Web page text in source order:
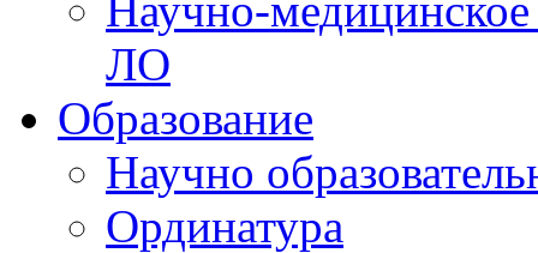
ЛО
Образование
Научно
Ординатура